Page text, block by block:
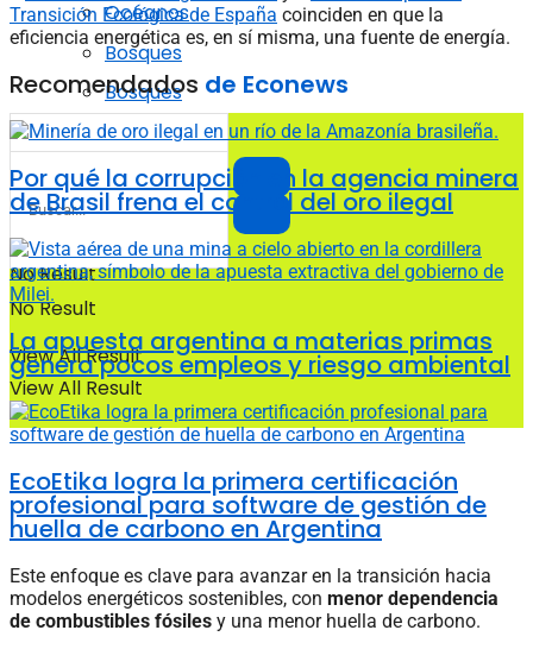
Bosques
No Result
View All Result
Océanos
Bosques
No Result
View All Result
Transición Ecológica de España coinciden en que la
eficiencia energética es, en sí misma, una fuente de energía.
Recomendados de Econews
Por qué la corrupción en la agencia minera
de Brasil frena el control del oro ilegal
La apuesta argentina a materias primas
genera pocos empleos y riesgo ambiental
EcoEtika logra la primera certificación
profesional para software de gestión de
huella de carbono en Argentina
Este enfoque es clave para avanzar en la transición hacia
modelos energéticos sostenibles, con menor dependencia
de combustibles fósiles y una menor huella de carbono.